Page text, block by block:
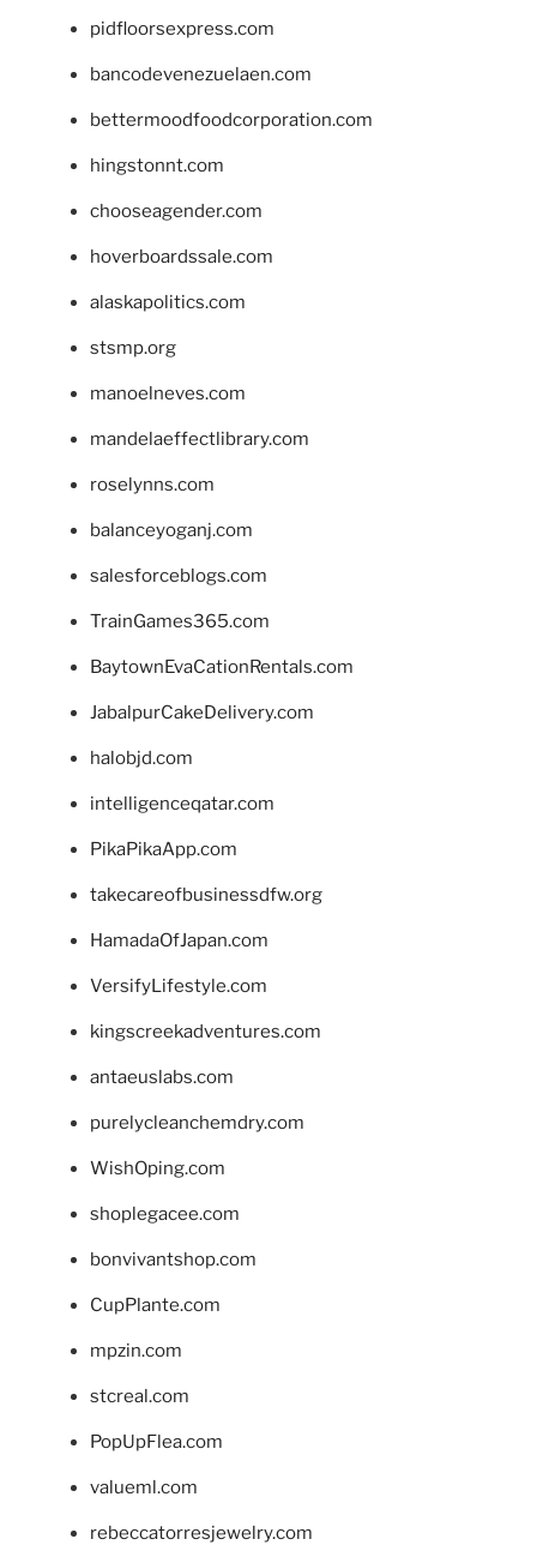
pidfloorsexpress.com
bancodevenezuelaen.com
bettermoodfoodcorporation.com
hingstonnt.com
chooseagender.com
hoverboardssale.com
alaskapolitics.com
stsmp.org
manoelneves.com
mandelaeffectlibrary.com
roselynns.com
balanceyoganj.com
salesforceblogs.com
TrainGames365.com
BaytownEvaCationRentals.com
JabalpurCakeDelivery.com
halobjd.com
intelligenceqatar.com
PikaPikaApp.com
takecareofbusinessdfw.org
HamadaOfJapan.com
VersifyLifestyle.com
kingscreekadventures.com
antaeuslabs.com
purelycleanchemdry.com
WishOping.com
shoplegacee.com
bonvivantshop.com
CupPlante.com
mpzin.com
stcreal.com
PopUpFlea.com
valueml.com
rebeccatorresjewelry.com